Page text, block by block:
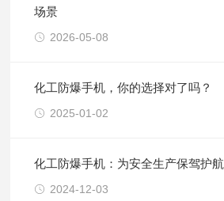
场景
2026-05-08
化工防爆手机，你的选择对了吗？
2025-01-02
化工防爆手机：为安全生产保驾护航
2024-12-03